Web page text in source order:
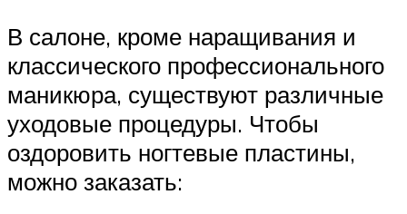
В салоне, кроме наращивания и
классического профессионального
маникюра, существуют различные
уходовые процедуры. Чтобы
оздоровить ногтевые пластины,
можно заказать: